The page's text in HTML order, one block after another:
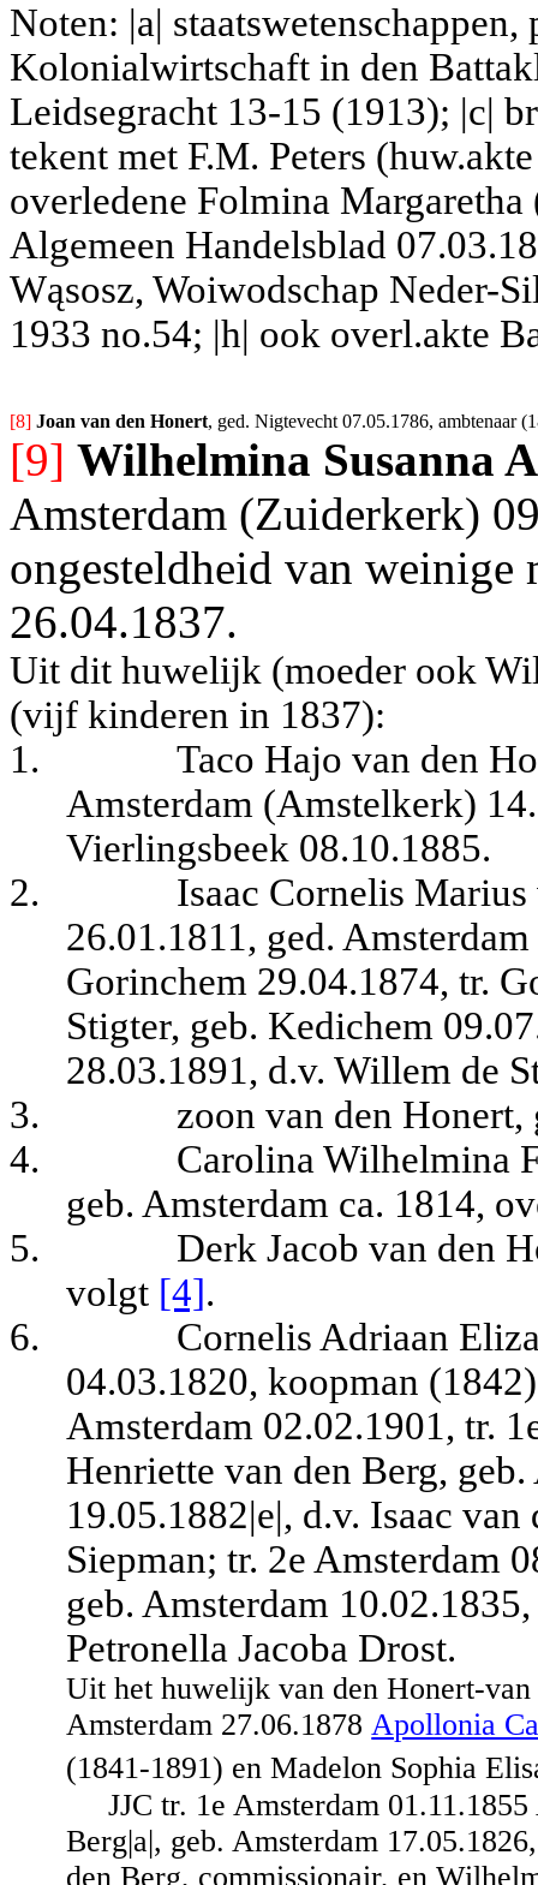
Noten: |a|
Kolonialwirtschaft in den
Leidsegracht 13-15 (1913); |c|
tekent met F.M. Peters
overledene Folmina
Algemeen Handelsblad
Wąsosz, Woiwodschap Neder-
1933 no.54; |h| ook overl.akte
[8] Joan van den Honert, ged. Nigtevecht 07.05.1786, ambtenaar
[9] Wilhelmina Susanna
Amsterdam (Zuiderkerk)
ongesteldheid van weinige
26.04.1837.
Uit dit huwelijk (moeder ook
(vijf kinderen in 1837):
1.
Taco Hajo van den
Amsterdam (Amstelkerk)
Vierlingsbeek 08.10.1885.
2.
Isaac Cornelis
26.01.1811, ged.
Gorinchem 29.04.1874, tr.
Stigter, geb. Kedichem
28.03.1891, d.v. Willem de
3.
zoon van den
4.
Carolina Wilhelmina
geb. Amsterdam ca. 1814,
5.
Derk Jacob van den
volgt [4].
6.
Cornelis Adriaan
04.03.1820, koopman
Amsterdam 02.02.1901, tr.
Henriette van den Berg,
19.05.1882|e|, d.v. Isaac
Siepman; tr. 2e Amsterdam
geb. Amsterdam
Petronella Jacoba Drost.
Uit het huwelijk van den Honert-
Amsterdam 27.06.1878Apollonia
(1841-1891) en Madelon Sophia
JJC tr. 1e Amsterdam
Berg|a|, geb. Amsterdam
den Berg, commissionair, en